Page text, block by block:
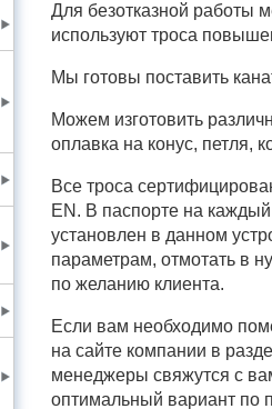
Для безотказной работы
используют троса
Мы готовы поставить
Можем изготовить
оплавка на конус, петля,
Все троса
EN. В паспорте на
установлен в данном
параметрам, отмотать в
по желанию клиента.
Если вам необходимо
на сайте компании в
менеджеры свяжутся с
оптимальный вариант по